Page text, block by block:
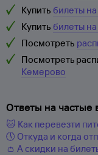
Купить билеты
Купить билеты
Посмотреть
Посмотреть
Кемерово
Ответы на частые
🐱 Как перевезти
🕔 Откуда и когда
👛 А скидки на